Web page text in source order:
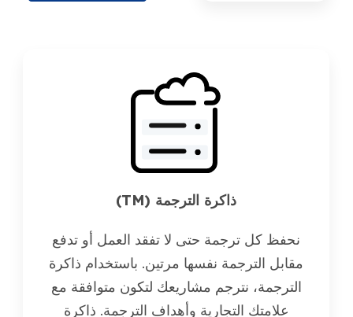
ذاكرة الترجمة (TM)
نحفظ كل ترجمة حتى لا تفقد العمل أو تدفع
مقابل الترجمة نفسها مرتين. باستخدام ذاكرة
الترجمة، نترجم مشاريعك لتكون متوافقة مع
علامتك التجارية وأهداف الترجمة. ذاكرة